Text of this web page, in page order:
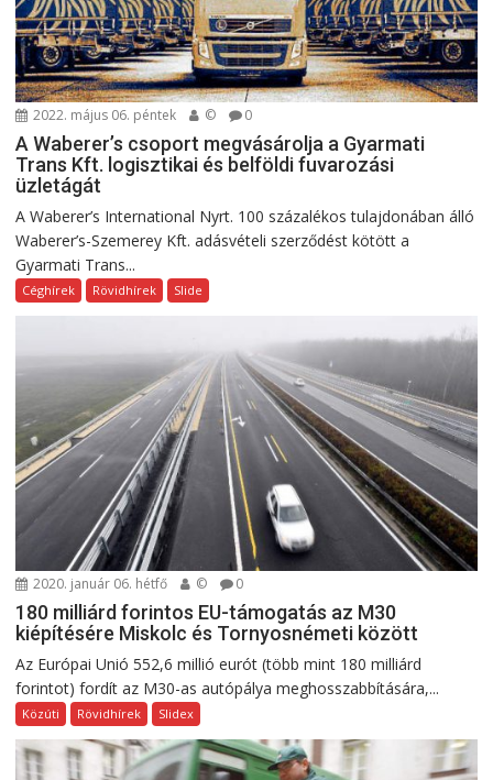
2022. május 06. péntek © 0
A Waberer’s csoport megvásárolja a Gyarmati
Trans Kft. logisztikai és belföldi fuvarozási
üzletágát
A Waberer’s International Nyrt. 100 százalékos tulajdonában álló
Waberer’s-Szemerey Kft. adásvételi szerződést kötött a
Gyarmati Trans...
Céghírek Rövidhírek Slide
2020. január 06. hétfő © 0
180 milliárd forintos EU-támogatás az M30
kiépítésére Miskolc és Tornyosnémeti között
Az Európai Unió 552,6 millió eurót (több mint 180 milliárd
forintot) fordít az M30-as autópálya meghosszabbítására,...
Közúti Rövidhírek Slidex